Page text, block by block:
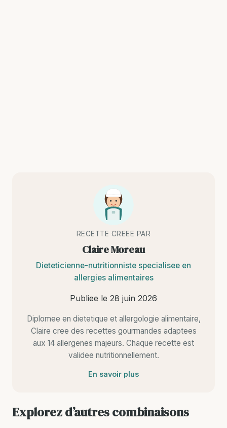
RECETTE CREEE PAR
Claire Moreau
Dieteticienne-nutritionniste specialisee en
allergies alimentaires
Publiee le 28 juin 2026
Diplomee en dietetique et allergologie alimentaire,
Claire cree des recettes gourmandes adaptees
aux 14 allergenes majeurs. Chaque recette est
validee nutritionnellement.
En savoir plus
Explorez d’autres combinaisons